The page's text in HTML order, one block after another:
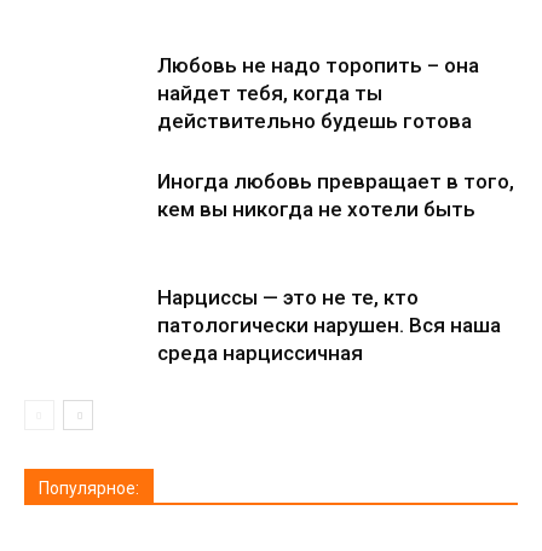
Любовь не надо торопить – она
найдет тебя, когда ты
действительно будешь готова
Иногда любовь превращает в того,
кем вы никогда не хотели быть
Нарциссы — это не те, кто
патологически нарушен. Вся наша
среда нарциссичная
Популярное: